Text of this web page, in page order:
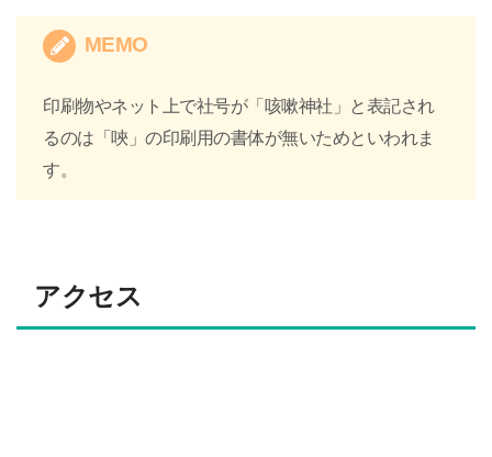
MEMO
印刷物やネット上で社号が「咳嗽神社」と表記され
るのは「唊」の印刷用の書体が無いためといわれま
す。
アクセス